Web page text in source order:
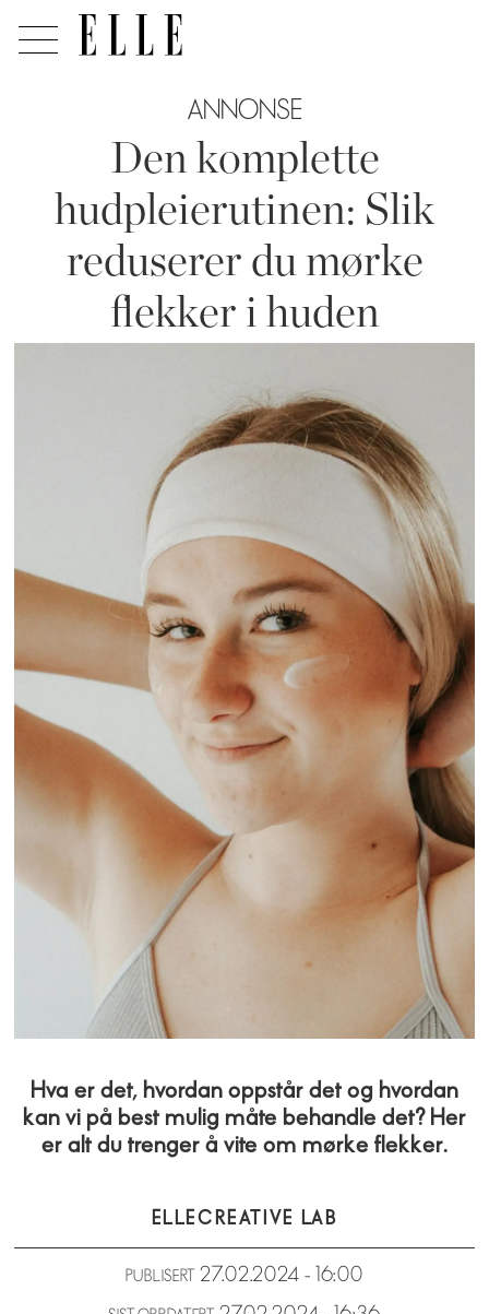
ANNONSE
Den komplette
hudpleierutinen: Slik
reduserer du mørke
flekker i huden
Hva er det, hvordan oppstår det og hvordan
kan vi på best mulig måte behandle det? Her
er alt du trenger å vite om mørke flekker.
ELLECREATIVE LAB
PUBLISERT 27.02.2024 - 16:00